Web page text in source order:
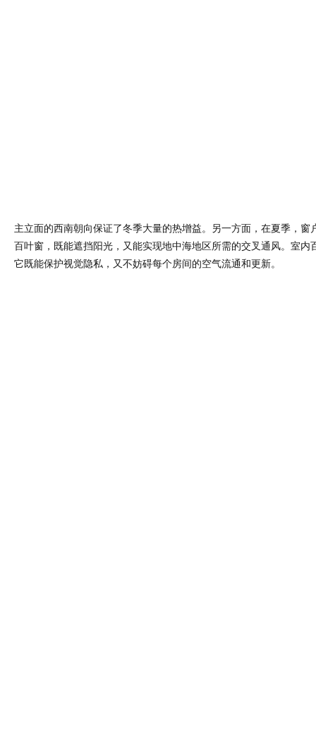
主立面的西南朝向保证了冬季大量的热增益。另一方面，在夏季，窗
百叶窗，既能遮挡阳光，又能实现地中海地区所需的交叉通风。室内
它既能保护视觉隐私，又不妨碍每个房间的空气流通和更新。